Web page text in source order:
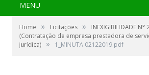
MENU
Home » Licitações »
INEXIGIBILIDADE
(Contratação de empresa prestadora de
jurídica) » 1_MINUTA 02122019.pdf